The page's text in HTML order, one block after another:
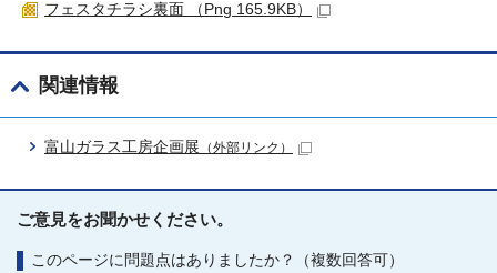
フェスタチラシ裏面 （Png 165.9KB）
関連情報
富山ガラス工房企画展 （外部リンク）
ご意見をお聞かせください。
このページに問題点はありましたか？（複数回答可）